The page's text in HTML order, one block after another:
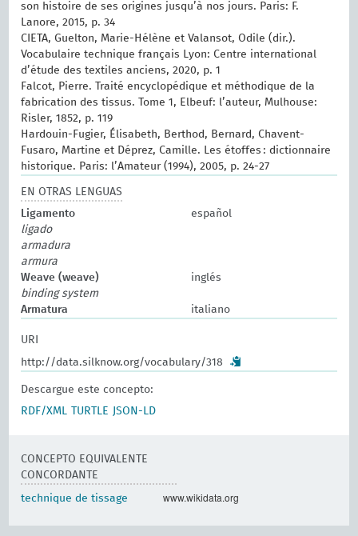
son histoire de ses origines jusqu’à nos jours. Paris: F.
Lanore, 2015, p. 34
CIETA, Guelton, Marie-Hélène et Valansot, Odile (dir.).
Vocabulaire technique français Lyon: Centre international
d’étude des textiles anciens, 2020, p. 1
Falcot, Pierre. Traité encyclopédique et méthodique de la
fabrication des tissus. Tome 1, Elbeuf: l’auteur, Mulhouse:
Risler, 1852, p. 119
Hardouin-Fugier, Élisabeth, Berthod, Bernard, Chavent-
Fusaro, Martine et Déprez, Camille. Les étoffes : dictionnaire
historique. Paris: l’Amateur (1994), 2005, p. 24-27
EN OTRAS LENGUAS
Ligamento
español
ligado
armadura
armura
Weave (weave)
inglés
binding system
Armatura
italiano
URI
http://data.silknow.org/vocabulary/318
Descargue este concepto:
RDF/XML
TURTLE JSON-LD
CONCEPTO EQUIVALENTE
CONCORDANTE
technique de tissage www.wikidata.org